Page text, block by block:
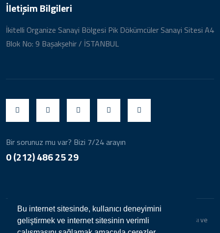
Bu internet sitesinde, kullanıcı deneyimini
geliştirmek ve internet sitesinin verimli
İletişim Bilgileri
İkitelli Organize Sanayi Bölgesi Pik Dökümcüler Sanayi Sitesi A4
Blok No: 9 Başakşehir / İSTANBUL
Bir sorunuz mu var? Bizi 7/24 arayın
0 (212) 486 25 29
Copyright © 2024. Her Hakkı Saklıdır. kopyalanması, çoğaltılması ve
dağıtılması halinde yasal haklarımız işletilecektir.